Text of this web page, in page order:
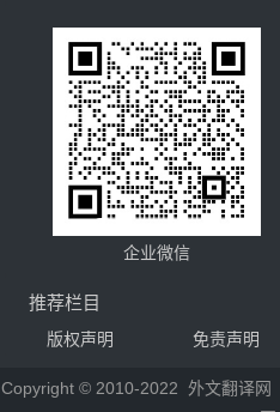
企业微信
推荐栏目
版权声明 免责声明
Copyright © 2010-2022 外文翻译网